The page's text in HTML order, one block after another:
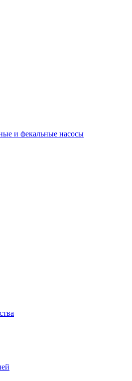
и фекальные насосы